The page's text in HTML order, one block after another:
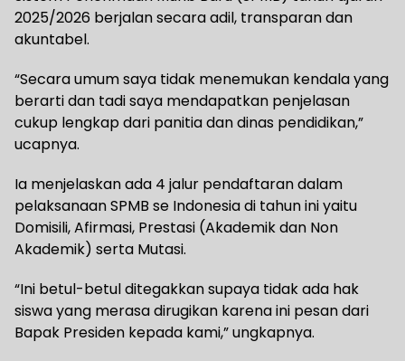
2025/2026 berjalan secara adil, transparan dan
akuntabel.
“Secara umum saya tidak menemukan kendala yang
berarti dan tadi saya mendapatkan penjelasan
cukup lengkap dari panitia dan dinas pendidikan,”
ucapnya.
Ia menjelaskan ada 4 jalur pendaftaran dalam
pelaksanaan SPMB se Indonesia di tahun ini yaitu
Domisili, Afirmasi, Prestasi (Akademik dan Non
Akademik) serta Mutasi.
“Ini betul-betul ditegakkan supaya tidak ada hak
siswa yang merasa dirugikan karena ini pesan dari
Bapak Presiden kepada kami,” ungkapnya.